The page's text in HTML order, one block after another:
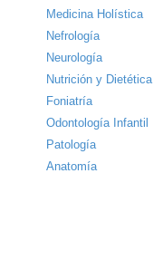
Medicina Holística
Nefrología
Neurología
Nutrición y Dietética
Foniatría
Odontología Infantil
Patología
Anatomía